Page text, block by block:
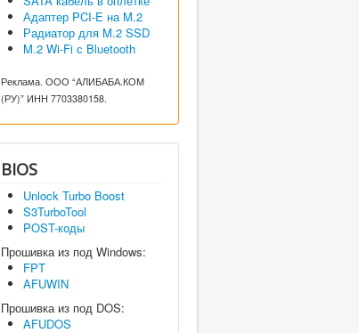
Адаптер PCI-E на M.2
Радиатор для M.2 SSD
M.2 Wi-Fi с Bluetooth
Реклама. ООО “АЛИБАБА.КОМ
(РУ)” ИНН 7703380158.
BIOS
Unlock Turbo Boost
S3TurboTool
POST-коды
Прошивка из под Windows:
FPT
AFUWIN
Прошивка из под DOS:
AFUDOS